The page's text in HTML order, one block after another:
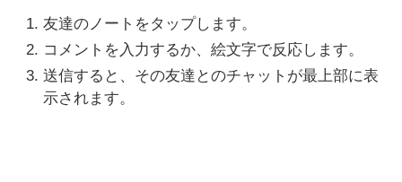
友達のノートをタップします。
コメントを入力するか、絵文字で反応します。
送信すると、その友達とのチャットが最上部に表
示されます。